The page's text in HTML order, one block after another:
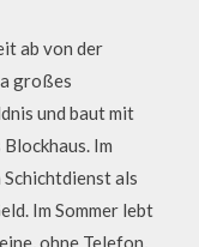
ab von der
großes
und baut mit
Im
als
Im Sommer lebt
ohne Telefon,